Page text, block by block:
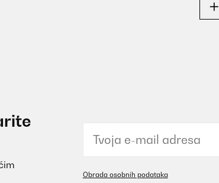
Obrada osobnih podataka